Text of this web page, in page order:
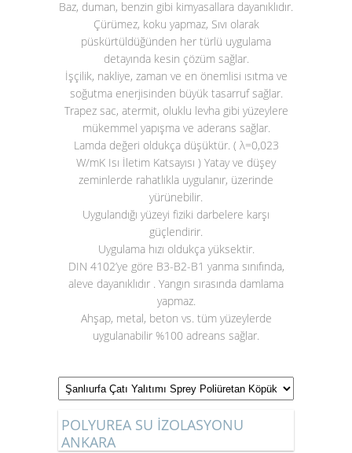
Baz, duman, benzin gibi kimyasallara dayanıklıdır.
Çürümez, koku yapmaz, Sıvı olarak
püskürtüldüğünden her türlü uygulama
detayında kesin çözüm sağlar.
İşçilik, nakliye, zaman ve en önemlisi ısıtma ve
soğutma enerjisinden büyük tasarruf sağlar.
Trapez sac, atermit, oluklu levha gibi yüzeylere
mükemmel yapışma ve aderans sağlar.
Lamda değeri oldukça düşüktür. ( λ=0,023
W/mK Isı İletim Katsayısı ) Yatay ve düşey
zeminlerde rahatlıkla uygulanır, üzerinde
yürünebilir.
Uygulandığı yüzeyi fiziki darbelere karşı
güçlendirir.
Uygulama hızı oldukça yüksektir.
DIN 4102’ye göre B3-B2-B1 yanma sınıfında,
aleve dayanıklıdır . Yangın sırasında damlama
yapmaz.
Ahşap, metal, beton vs. tüm yüzeylerde
uygulanabilir %100 adreans sağlar.
POLYUREA SU İZOLASYONU
ANKARA